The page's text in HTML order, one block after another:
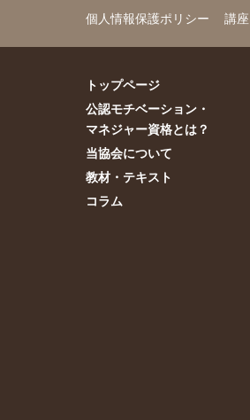
個人情報保護ポリシー 講
トップページ
公認モチベーション・
マネジャー資格とは？
当協会について
教材・テキスト
コラム